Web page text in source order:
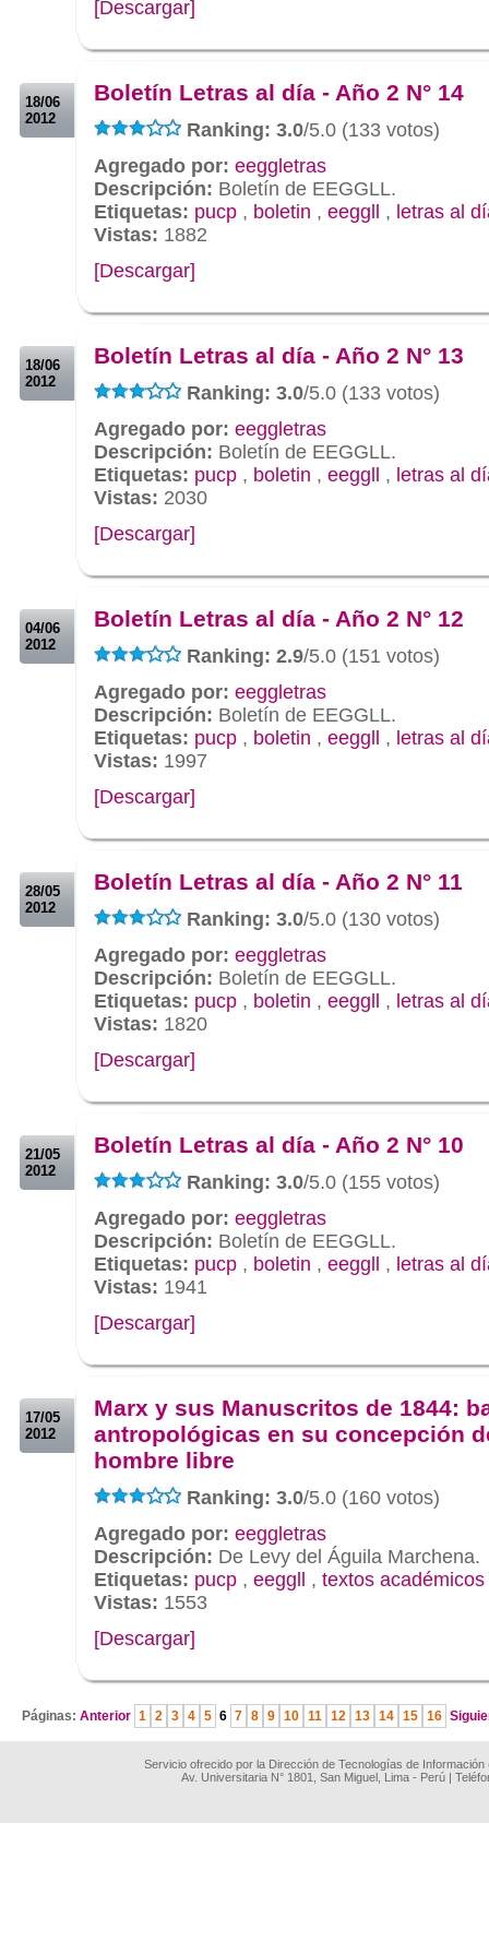
[Descargar]
18/06
2012
Boletín Letras al día - Año 2 N° 14
Ranking: 3.0/5.0 (133 votos)
Agregado por: eeggletras
Descripción: Boletín de EEGGLL.
Etiquetas: pucp , boletin , eeggll , letras al
Vistas: 1882
[Descargar]
18/06
2012
Boletín Letras al día - Año 2 N° 13
Ranking: 3.0/5.0 (133 votos)
Agregado por: eeggletras
Descripción: Boletín de EEGGLL.
Etiquetas: pucp , boletin , eeggll , letras al
Vistas: 2030
[Descargar]
04/06
2012
Boletín Letras al día - Año 2 N° 12
Ranking: 2.9/5.0 (151 votos)
Agregado por: eeggletras
Descripción: Boletín de EEGGLL.
Etiquetas: pucp , boletin , eeggll , letras al
Vistas: 1997
[Descargar]
28/05
2012
Boletín Letras al día - Año 2 N° 11
Ranking: 3.0/5.0 (130 votos)
Agregado por: eeggletras
Descripción: Boletín de EEGGLL.
Etiquetas: pucp , boletin , eeggll , letras al
Vistas: 1820
[Descargar]
21/05
2012
Boletín Letras al día - Año 2 N° 10
Ranking: 3.0/5.0 (155 votos)
Agregado por: eeggletras
Descripción: Boletín de EEGGLL.
Etiquetas: pucp , boletin , eeggll , letras al
Vistas: 1941
[Descargar]
17/05
2012
Marx y sus Manuscritos de 1844:
antropológicas en su concepción
hombre libre
Ranking: 3.0/5.0 (160 votos)
Agregado por: eeggletras
Descripción: De Levy del Águila Marchena.
Etiquetas: pucp , eeggll , textos académicos
Vistas: 1553
[Descargar]
Páginas: Anterior 1 2 3 4 5 6 7 8 9 10 11 12 13 14 15 16
Servicio ofrecido por la Dirección de Tecnologías de
Av. Universitaria N° 1801, San Miguel, Lima - Perú |